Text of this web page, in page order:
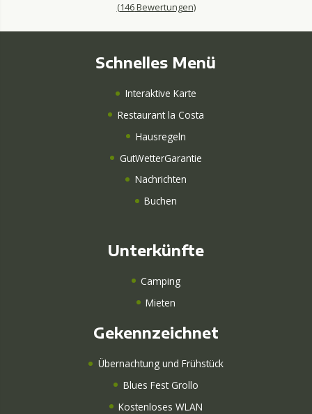
(146Bewertungen)
Schnelles Menü
Interaktive Karte
Restaurant la Costa
Hausregeln
GutWetterGarantie
Nachrichten
Buchen
Unterkünfte
Camping
Mieten
Gekennzeichnet
Übernachtung und Frühstück
Blues Fest Grollo
Kostenloses WLAN